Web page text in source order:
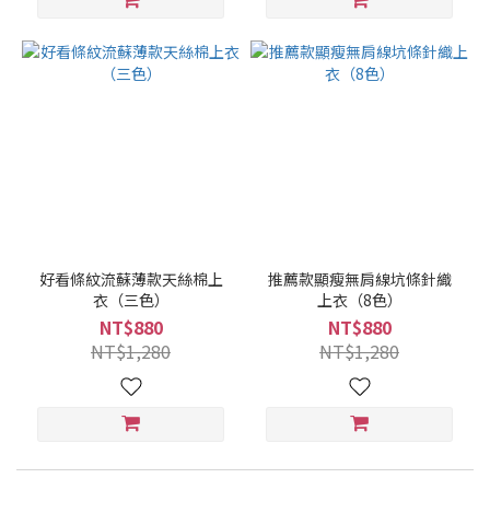
好看條紋流蘇薄款天絲棉上
衣（三色）
NT$880
NT$1,280
推薦款顯瘦無肩線坑條針織
上衣（8色）
NT$880
NT$1,280